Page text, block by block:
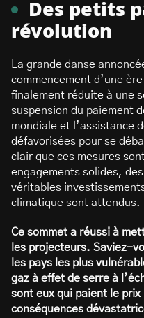
Des petits
révolution
La grande danse
commencement d’une
finalement réduite à une
suspension du paiement
mondiale et l’assistance
défavorisées pour se
clair que ces mesures
engagements solides,
véritables
climatique sont attendus.
Ce sommet a réussi à
les projecteurs. Saviez-
les pays les plus
gaz à effet de serre à
sont eux qui paient le prix
conséquences